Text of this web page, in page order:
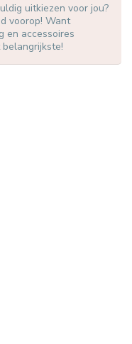
uitkiezen voor jou?
voorop! Want
en accessoires